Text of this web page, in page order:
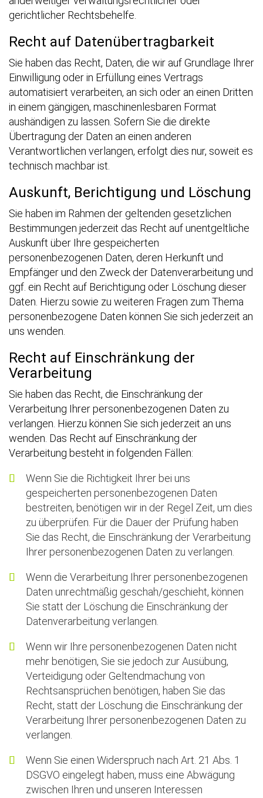
gerichtlicher Rechtsbehelfe.
Recht auf Daten­übertrag­barkeit
Sie haben das Recht, Daten, die wir auf Grundlage Ihrer
Einwilligung oder in Erfüllung eines Vertrags
automatisiert verarbeiten, an sich oder an einen Dritten
in einem gängigen, maschinenlesbaren Format
aushändigen zu lassen. Sofern Sie die direkte
Übertragung der Daten an einen anderen
Verantwortlichen verlangen, erfolgt dies nur, soweit es
technisch machbar ist.
Auskunft, Berichtigung und Löschung
Sie haben im Rahmen der geltenden gesetzlichen
Bestimmungen jederzeit das Recht auf unentgeltliche
Auskunft über Ihre gespeicherten
personenbezogenen Daten, deren Herkunft und
Empfänger und den Zweck der Datenverarbeitung und
ggf. ein Recht auf Berichtigung oder Löschung dieser
Daten. Hierzu sowie zu weiteren Fragen zum Thema
personenbezogene Daten können Sie sich jederzeit an
uns wenden.
Recht auf Einschränkung der
Verarbeitung
Sie haben das Recht, die Einschränkung der
Verarbeitung Ihrer personenbezogenen Daten zu
verlangen. Hierzu können Sie sich jederzeit an uns
wenden. Das Recht auf Einschränkung der
Verarbeitung besteht in folgenden Fällen:
Wenn Sie die Richtigkeit Ihrer bei uns
gespeicherten personenbezogenen Daten
bestreiten, benötigen wir in der Regel Zeit, um dies
zu überprüfen. Für die Dauer der Prüfung haben
Sie das Recht, die Einschränkung der Verarbeitung
Ihrer personenbezogenen Daten zu verlangen.
Wenn die Verarbeitung Ihrer personenbezogenen
Daten unrechtmäßig geschah/geschieht, können
Sie statt der Löschung die Einschränkung der
Datenverarbeitung verlangen.
Wenn wir Ihre personenbezogenen Daten nicht
mehr benötigen, Sie sie jedoch zur Ausübung,
Verteidigung oder Geltendmachung von
Rechtsansprüchen benötigen, haben Sie das
Recht, statt der Löschung die Einschränkung der
Verarbeitung Ihrer personenbezogenen Daten zu
verlangen.
Wenn Sie einen Widerspruch nach Art. 21 Abs. 1
DSGVO eingelegt haben, muss eine Abwägung
zwischen Ihren und unseren Interessen